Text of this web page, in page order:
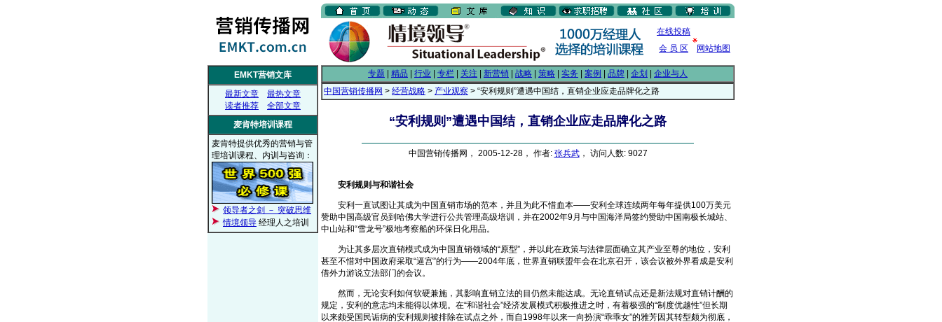
在线投稿
会 员 区
网站地图
EMKT营销文库
最新文章
最热文章
读者推荐
全部文章
麦肯特培训课程
麦肯特提供优秀的营销与管
理培训课程、内训与咨询：
领导者之剑 － 突破思维
情境领导 经理人之培训
专题 精品 行业 专栏 关注 新营销 战略 策略 实务 案例 品牌 企划
企业与人
中国营销传播网 > 经营战略 > 产业观察 > “安利规则”遭遇中国结，直销企业应走品牌化之路
“安利规则”遭遇中国结，直销企业应走品牌化之路
中国营销传播网， 2005-12-28， 作者: 张兵武， 访问人数: 9027
安利规则与和谐社会
安利一直试图让其成为中国直销市场的范本，并且为此不惜血本——安利全球连续两年每年提供100万美元
赞助中国高级官员到哈佛大学进行公共管理高级培训，并在2002年9月与中国海洋局签约赞助中国南极长城站、
中山站和“雪龙号”极地考察船的环保日化用品。
为让其多层次直销模式成为中国直销领域的“原型”，并以此在政策与法律层面确立其产业至尊的地位，安利
甚至不惜对中国政府采取“逼宫”的行为——2004年底，世界直销联盟年会在北京召开，该会议被外界看成是安利
借外力游说立法部门的会议。
然而，无论安利如何软硬兼施，其影响直销立法的目仍然未能达成。无论直销试点还是新法规对直销计酬的
规定，安利的意志均未能得以体现。在“和谐社会”经济发展模式积极推进之时，有着极强的“制度优越性”但长期
以来颇受国民诟病的安利规则被排除在试点之外，而自1998年以来一向扮演“乖乖女”的雅芳因其转型颇为彻底，